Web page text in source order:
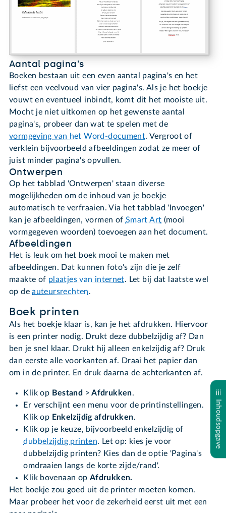
Aantal pagina's
Boeken bestaan uit een even aantal pagina's en het
liefst een veelvoud van vier pagina's. Als je het boekje
vouwt en eventueel inbindt, komt dit het mooiste uit.
Mocht je niet uitkomen op het gewenste aantal
pagina's, probeer dan wat te spelen met de
vormgeving van het Word-document. Vergroot of
verklein bijvoorbeeld afbeeldingen zodat ze meer of
juist minder pagina's opvullen.
Ontwerpen
Op het tabblad 'Ontwerpen' staan diverse
mogelijkheden om de inhoud van je boekje
automatisch te verfraaien. Via het tabblad 'Invoegen'
kan je afbeeldingen, vormen of Smart Art (mooi
vormgegeven woorden) toevoegen aan het document.
Afbeeldingen
Het is leuk om het boek mooi te maken met
afbeeldingen. Dat kunnen foto's zijn die je zelf
maakte of plaatjes van internet. Let bij dat laatste wel
op deauteursrechten.
Boek printen
Als het boekje klaar is, kan je het afdrukken. Hiervoor
is een printer nodig. Drukt deze dubbelzijdig af? Dan
ben je snel klaar. Drukt hij alleen enkelzijdig af? Druk
dan eerste alle voorkanten af. Draai het papier dan
om in de printer. En druk daarna de achterkanten af.
Klik op Bestand > Afdrukken.
Er verschijnt een menu voor de printinstellingen.
Klik op Enkelzijdig afdrukken.
Klik op je keuze, bijvoorbeeld enkelzijdig of
dubbelzijdig printen. Let op: kies je voor
dubbelzijdig printen? Kies dan de optie 'Pagina's
omdraaien langs de korte zijde/rand'.
Klik bovenaan op Afdrukken.
Het boekje zou goed uit de printer moeten komen.
Maar probeer het voor de zekerheid eerst uit met een
Inhoudsopgave